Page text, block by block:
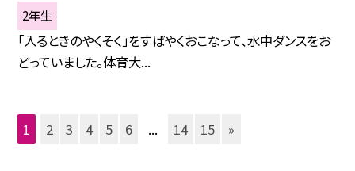
2年生
「入るときのやくそく」をすばやくおこなって、水中ダンスをお
どっていました。体育大...
1 2 3 4 5 6 ... 14 15 »